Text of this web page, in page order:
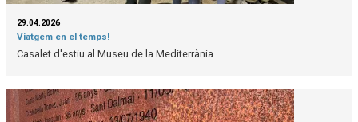
29.04.2026
Viatgem en el temps!
Casalet d'estiu al Museu de la Mediterrània